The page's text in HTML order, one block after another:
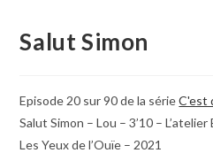
Salut Simon
Episode 20 sur 90 de la sérieC'est
Salut Simon – Lou – 3’10 –
Les Yeux de l’Ouïe – 2021